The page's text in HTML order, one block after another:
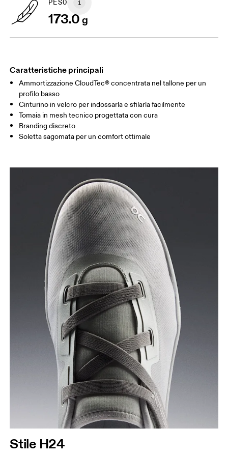
Scorri in orizzontale per visualizzare la tabella
PESO
173.0g
Caratteristiche principali
Ammortizzazione CloudTec® concentrata nel tallone per un
profilo basso
Cinturino in velcro per indossarla e sfilarla facilmente
Tomaia in mesh tecnico progettata con cura
Branding discreto
Soletta sagomata per un comfort ottimale
Stile H24